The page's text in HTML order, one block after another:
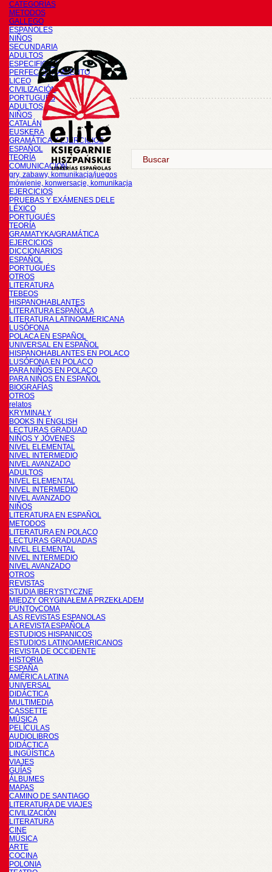
CATEGORÍAS
METODOS
GALLEGO
ESPAÑOLES
NIÑOS
SECUNDARIA
ADULTOS
ESPECIFICOS
PERFECCIONAMIENTO
LICEO
CIVILIZACIÓN
PORTUGUÉS
ADULTOS
NIÑOS
CATALÁN
EUSKERA
GRAMÁTICA Y EJERCICIOS
ESPAÑOL
TEORÍA
COMUNICACIÓN
gry, zabawy, komunikacja/juegos
mówienie, konwersacje, komunikacja
EJERCICIOS
PRUEBAS Y EXÁMENES DELE
LÉXICO
PORTUGUÉS
TEORÍA
GRAMATYKA/GRAMÁTICA
EJERCICIOS
DICCIONARIOS
ESPAÑOL
PORTUGUÉS
OTROS
LITERATURA
TEBEOS
HISPANOHABLANTES
LITERATURA ESPAÑOLA
LITERATURA LATINOAMERICANA
LUSÓFONA
POLACA EN ESPAÑOL
UNIVERSAL EN ESPAÑOL
HISPANOHABLANTES EN POLACO
LUSÓFONA EN POLACO
PARA NIÑOS EN POLACO
PARA NIÑOS EN ESPAÑOL
BIOGRAFÍAS
OTROS
relatos
KRYMINAŁY
BOOKS IN ENGLISH
LECTURAS GRADUAD
NIÑOS Y JÓVENES
NIVEL ELEMENTAL
NIVEL INTERMEDIO
NIVEL AVANZADO
ADULTOS
NIVEL ELEMENTAL
NIVEL INTERMEDIO
NIVEL AVANZADO
NIÑOS
LITERATURA EN ESPAÑOL
METODOS
LITERATURA EN POLACO
LECTURAS GRADUADAS
NIVEL ELEMENTAL
NIVEL INTERMEDIO
NIVEL AVANZADO
OTROS
REVISTAS
STUDIA IBERYSTYCZNE
MIĘDZY ORYGINAŁEM A PRZEKŁADEM
PUNTOyCOMA
LAS REVISTAS ESPANOLAS
LA REVISTA ESPAÑOLA
ESTUDIOS HISPANICOS
ESTUDIOS LATINOAMERICANOS
REVISTA DE OCCIDENTE
HISTORIA
ESPAÑA
AMÉRICA LATINA
UNIVERSAL
DIDÁCTICA
MULTIMEDIA
CASSETTE
MÚSICA
PELÍCULAS
AUDIOLIBROS
DIDÁCTICA
LINGÜÍSTICA
VIAJES
GUÍAS
ÁLBUMES
MAPAS
CAMINO DE SANTIAGO
LITERATURA DE VIAJES
CIVILIZACIÓN
LITERATURA
CINE
MÚSICA
ARTE
COCINA
POLONIA